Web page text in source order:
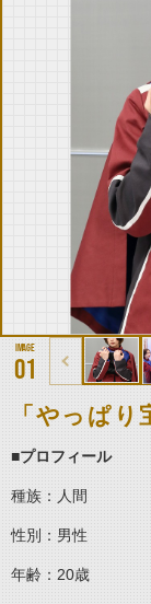
01
「やっぱ
■プロフィール
種族：人間
性別：男性
年齢：20歳